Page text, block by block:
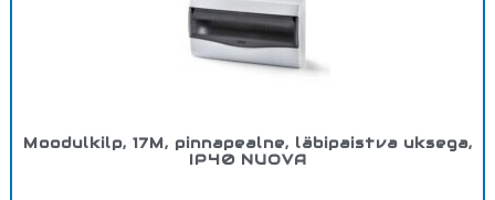
Moodulkilp, 17M, pinnapealne, läbipaistva uksega,
IP40 NUOVA